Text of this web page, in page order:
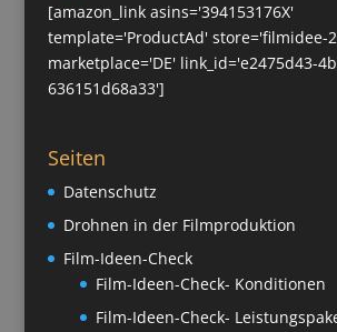
[amazon_link asins='394153176X'
template='ProductAd' store='filmidee-
marketplace='DE' link_id='e2475d43-
636151d68a33']
Seiten
Datenschutz
Drohnen in der Filmproduktion
Film-Ideen-Check
Film-Ideen-Check- Konditionen
Film-Ideen-Check-